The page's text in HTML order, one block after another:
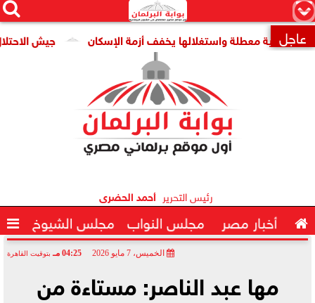
×


 عاجل جيش الاحتلال: مقتل جنديين معطلة واستغلالها يخفف أزمة الإسكان
رئيس التحرير أحمد الحضرى
 أخبار مصر مجلس النواب مجلس الشيوخ 
الخميس، 7 مايو 2026 04:25 مـ بتوقيت القاهرة
مها عبد الناصر: مستاءة من